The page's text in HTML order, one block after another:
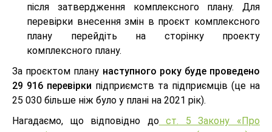
після затвердження комплексного плану. Для
перевірки внесення змін в проєкт комплексного
плану перейдіть на сторінку проекту
комплексного плану.
За проєктом плану наступного року буде проведено
29 916 перевірки підприємств та підприємців (це на
25 030 більше ніж було у плані на 2021 рік).
Нагадаємо, що відповідно дост. 5 Закону «Про